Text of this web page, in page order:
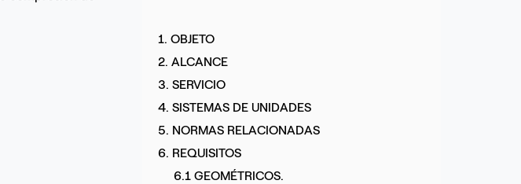
1. OBJETO
2. ALCANCE
3. SERVICIO
4. SISTEMAS DE UNIDADES
5. NORMAS RELACIONADAS
6. REQUISITOS
6.1 GEOMÉTRICOS.